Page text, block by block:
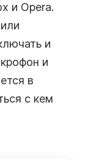
и Opera.
и
и
в
с кем